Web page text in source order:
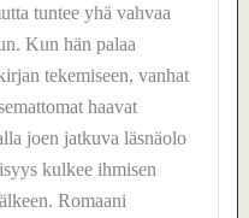
tuntee yhä vahvaa
Kun hän palaa
tekemiseen, vanhat
haavat
joen jatkuva läsnäolo
kulkee ihmisen
Romaani